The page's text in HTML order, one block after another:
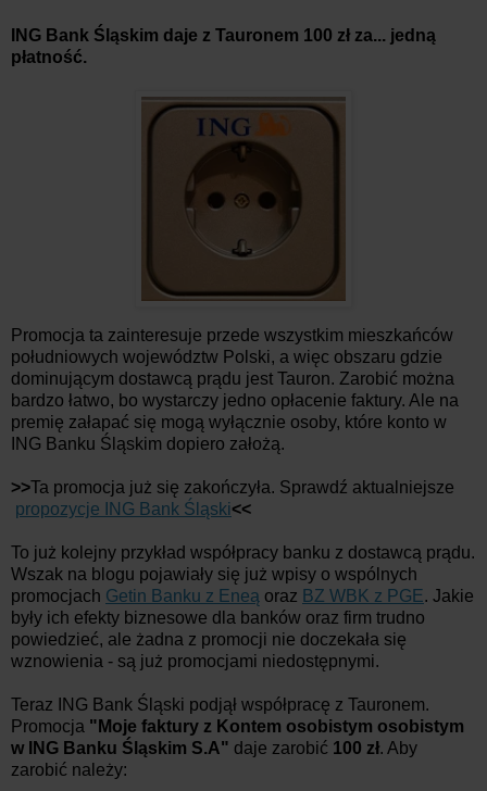
ING Bank Śląskim daje z Tauronem 100 zł za... jedną
płatność.
Promocja ta zainteresuje przede wszystkim mieszkańców
południowych województw Polski, a więc obszaru gdzie
dominującym dostawcą prądu jest Tauron. Zarobić można
bardzo łatwo, bo wystarczy jedno opłacenie faktury. Ale na
premię załapać się mogą wyłącznie osoby, które konto w
ING Banku Śląskim dopiero założą.
>>Ta promocja już się zakończyła. Sprawdź aktualniejsze
propozycje ING Bank Śląski<<
To już kolejny przykład współpracy banku z dostawcą prądu.
Wszak na blogu pojawiały się już wpisy o wspólnych
promocjach Getin Banku z Eneą oraz BZ WBK z PGE. Jakie
były ich efekty biznesowe dla banków oraz firm trudno
powiedzieć, ale żadna z promocji nie doczekała się
wznowienia - są już promocjami niedostępnymi.
Teraz ING Bank Śląski podjął współpracę z Tauronem.
Promocja "Moje faktury z Kontem osobistym osobistym
w ING Banku Śląskim S.A" daje zarobić 100 zł. Aby
zarobić należy: